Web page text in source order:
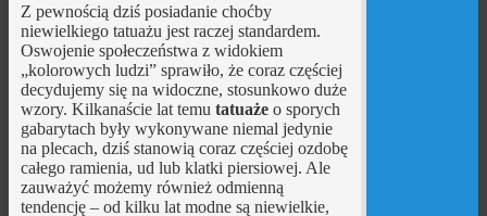
Z pewnością dziś posiadanie choćby
niewielkiego tatuażu jest raczej standardem.
Oswojenie społeczeństwa z widokiem
„kolorowych ludzi” sprawiło, że coraz częściej
decydujemy się na widoczne, stosunkowo duże
wzory. Kilkanaście lat temu tatuażeo sporych
gabarytach były wykonywane niemal jedynie
na plecach, dziś stanowią coraz częściej ozdobę
całego ramienia, ud lub klatki piersiowej. Ale
zauważyć możemy również odmienną
tendencję – od kilku lat modne są niewielkie,